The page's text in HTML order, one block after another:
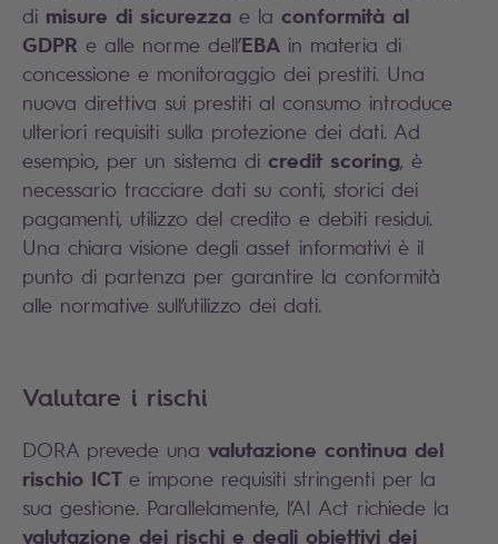
di misure di sicurezza e la conformità al
GDPR e alle norme dell’EBA in materia di
concessione e monitoraggio dei prestiti. Una
nuova direttiva sui prestiti al consumo introduce
ulteriori requisiti sulla protezione dei dati. Ad
esempio, per un sistema di credit scoring, è
necessario tracciare dati su conti, storici dei
pagamenti, utilizzo del credito e debiti residui.
Una chiara visione degli asset informativi è il
punto di partenza per garantire la conformità
alle normative sull’utilizzo dei dati.
Valutare i rischi
DORA prevede una valutazione continua del
rischio ICT e impone requisiti stringenti per la
sua gestione. Parallelamente, l’AI Act richiede la
valutazione dei rischi e degli obiettivi dei